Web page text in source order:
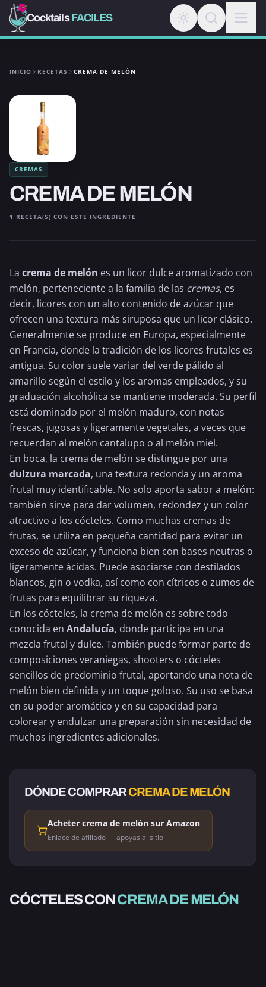
CocktailsFACILES
INICIO RECETAS CREMA DE MELÓN
CREMAS
CREMA DE MELÓN
1 RECETA(S) CON ESTE INGREDIENTE
La crema de melón es un licor dulce aromatizado con
melón, perteneciente a la familia de las cremas, es
decir, licores con un alto contenido de azúcar que
ofrecen una textura más siruposa que un licor clásico.
Generalmente se produce en Europa, especialmente
en Francia, donde la tradición de los licores frutales es
antigua. Su color suele variar del verde pálido al
amarillo según el estilo y los aromas empleados, y su
graduación alcohólica se mantiene moderada. Su perfil
está dominado por el melón maduro, con notas
frescas, jugosas y ligeramente vegetales, a veces que
recuerdan al melón cantalupo o al melón miel.
En boca, la crema de melón se distingue por una
dulzura marcada, una textura redonda y un aroma
frutal muy identificable. No solo aporta sabor a melón:
también sirve para dar volumen, redondez y un color
atractivo a los cócteles. Como muchas cremas de
frutas, se utiliza en pequeña cantidad para evitar un
exceso de azúcar, y funciona bien con bases neutras o
ligeramente ácidas. Puede asociarse con destilados
blancos, gin o vodka, así como con cítricos o zumos de
frutas para equilibrar su riqueza.
En los cócteles, la crema de melón es sobre todo
conocida en Andalucía, donde participa en una
mezcla frutal y dulce. También puede formar parte de
composiciones veraniegas, shooters o cócteles
sencillos de predominio frutal, aportando una nota de
melón bien definida y un toque goloso. Su uso se basa
en su poder aromático y en su capacidad para
colorear y endulzar una preparación sin necesidad de
muchos ingredientes adicionales.
DÓNDE COMPRARCREMA DE MELÓN
Acheter crema de melón sur Amazon
Enlace de afiliado — apoyas al sitio
CÓCTELES CONCREMA DE MELÓN
ANDALUCÍA